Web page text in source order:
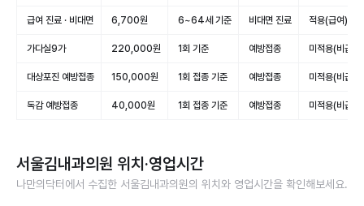
급여 진료 · 비대면 6,700원 6~64세 기준 비대면 진료 적용(급여)
가다실9가 220,000원 1회 기준 예방접종 미적용(비급여)
대상포진 예방접종 150,000원 1회 접종 기준 예방접종 미적용(비급여)
독감 예방접종 40,000원 1회 접종 기준 예방접종 미적용(비급여)
서울김내과의원 위치·영업시간
나만의닥터에서 수집한 서울김내과의원의 위치와 영업시간을 확인해보세요.